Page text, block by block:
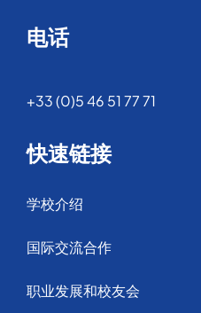
电话
+33 (0)5 46 51 77 71
快速链接
学校介绍
国际交流合作
职业发展和校友会